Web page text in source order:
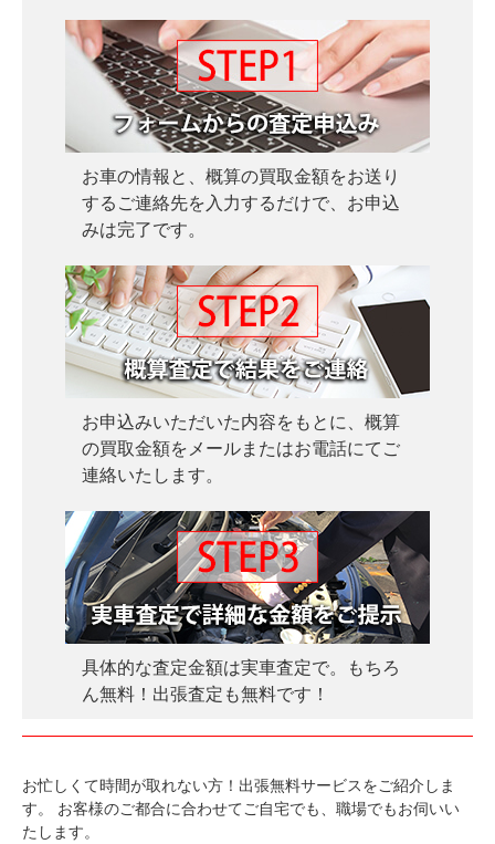
お車の情報と、概算の買取金額をお送り
するご連絡先を入力するだけで、お申込
みは完了です。
お申込みいただいた内容をもとに、概算
の買取金額をメールまたはお電話にてご
連絡いたします。
具体的な査定金額は実車査定で。もちろ
ん無料！出張査定も無料です！
お忙しくて時間が取れない方！出張無料サービスをご紹介しま
す。
お客様のご都合に合わせてご自宅でも、職場でもお伺いい
たします。